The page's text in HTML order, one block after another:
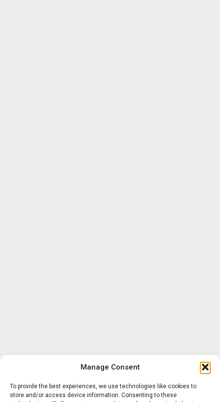
Manage Consent
To provide the best experiences, we use technologies like cookies to
store and/or access device information. Consenting to these